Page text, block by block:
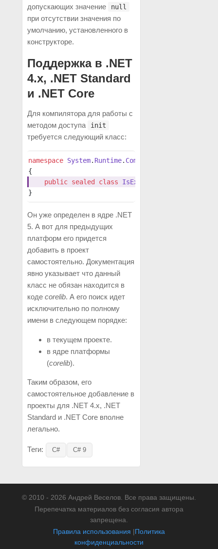
допускающих значение
null
при отсутствии значения по
умолчанию, установленного в
конструкторе.
Поддержка в .NET
4.x, .NET Standard
и .NET Core
Для компилятора для работы с
методом доступа
init
требуется следующий класс:
namespace System. Runtime. CompilerServices
{
    public
sealed class IsExternalInit
}
Он уже определен в ядре .NET
5. А вот для предыдущих
платформ его придется
добавить в проект
самостоятельно. Документация
явно указывает что данный
класс не обязан находится в
коде corelib. А его поиск идет
исключительно по полному
имени в следующем порядке:
в текущем проекте.
в ядре платформы
(corelib).
Таким образом, его
самостоятельное добавление в
проекты для .NET 4.x, .NET
Standard и .NET Core вполне
легально.
Теги: C# C# 9
© 2010 - 2026 Андрей Веселов. Все права защищены.
Перепечатка материалов без согласия автора
запрещена.
Правила использования |Политика
конфиденциальности